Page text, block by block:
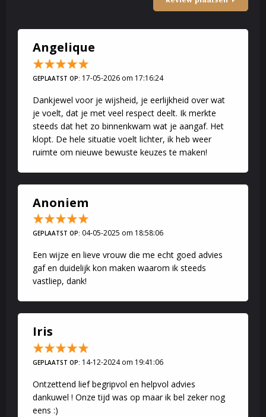
gemak na lezen. Heb je interesse voor een Email consult:
Begeleidend Coach
Al geruime jaren begeleid en coach ik mensen in hun ontwikkeling
en hun vragen. Zeker op relatievlak en moeilijke momenten in je
Ik help volwassenen en kinderen met emotionele problemen.
Soms is de stap net te groot om hulp vanbuiten af te vragen.
Met behulp van mijn spirituele invloeden help ik je graag opweg.
Aarzel niet om mij te contacteren. Liefs Lindes
Angelique
GEPLAATST OP: 17-05-2026 om 17:16:24
Dankjewel voor je wijsheid, je eerlijkheid over wat
je voelt, dat je met veel respect deelt. Ik merkte
steeds dat het zo binnenkwam wat je aangaf. Het
klopt. De hele situatie voelt lichter, ik heb weer
ruimte om nieuwe bewuste keuzes te maken!
Anoniem
GEPLAATST OP: 04-05-2025 om 18:58:06
Een wijze en lieve vrouw die me echt goed advies
gaf en duidelijk kon maken waarom ik steeds
vastliep, dank!
Iris
GEPLAATST OP: 14-12-2024 om 19:41:06
Ontzettend lief begripvol en helpvol advies
dankuwel ! Onze tijd was op maar ik bel zeker nog
eens :)